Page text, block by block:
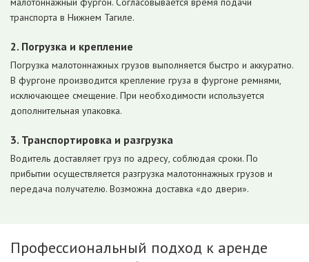
транспорта в Нижнем Тагиле.
2. Погрузка и крепление
Погрузка малотоннажных грузов выполняется быстро и аккуратно.
В фургоне производится крепление груза в фургоне ремнями,
исключающее смещение. При необходимости используется
дополнительная упаковка.
3. Транспортировка и разгрузка
Водитель доставляет груз по адресу, соблюдая сроки. По
прибытии осуществляется разгрузка малотоннажных грузов и
передача получателю. Возможна доставка «до двери».
Профессиональный подход к аренде